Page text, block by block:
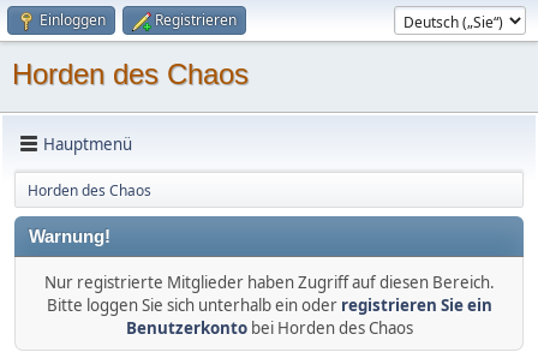
Einloggen Registrieren
Horden des Chaos
Hauptmenü
Horden des Chaos
Warnung!
Nur registrierte Mitglieder haben Zugriff auf diesen Bereich.
Bitte loggen Sie sich unterhalb ein oder registrieren Sie ein
Benutzerkontobei Horden des Chaos